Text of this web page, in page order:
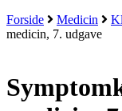
Forside
Medicin
medicin, 7. udgave